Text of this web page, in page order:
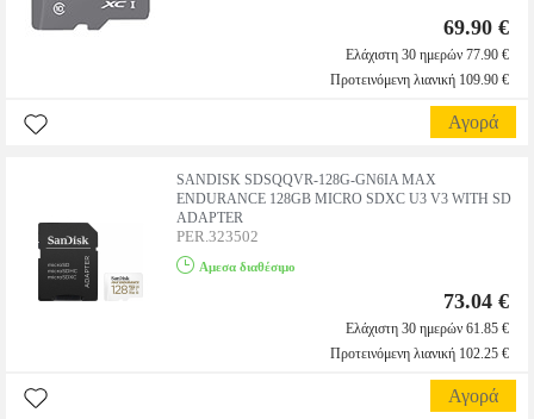
69.90 €
Ελάχιστη 30 ημερών 77.90 €
Προτεινόμενη λιανική 109.90 €
Αγορά
SANDISK SDSQQVR-128G-GN6IA MAX
ENDURANCE 128GB MICRO SDXC U3 V3 WITH SD
ADAPTER
PER.323502
Αμεσα διαθέσιμο
73.04 €
Ελάχιστη 30 ημερών 61.85 €
Προτεινόμενη λιανική 102.25 €
Αγορά